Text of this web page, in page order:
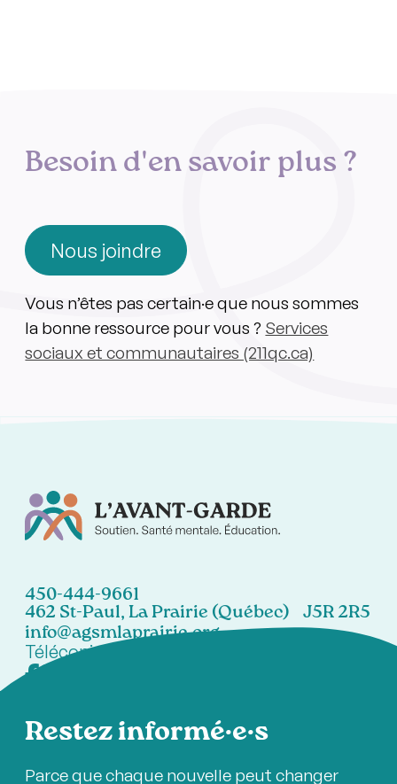
Besoin d'en savoir plus ?
Nous joindre
Vous n’êtes pas certain·e que nous sommes
la bonne ressource pour vous ? Services
sociaux et communautaires (211qc.ca)
450-444-9661
462 St-Paul, La Prairie (Québec) J5R 2R5
info@agsmlaprairie.org
Télécopieur:
Restez informé·e·s
Parce que chaque nouvelle peut changer